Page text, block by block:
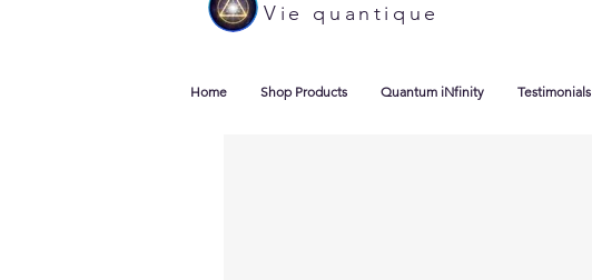
Vie quantique
Home Shop Products Quantum iNfinity Testimonials